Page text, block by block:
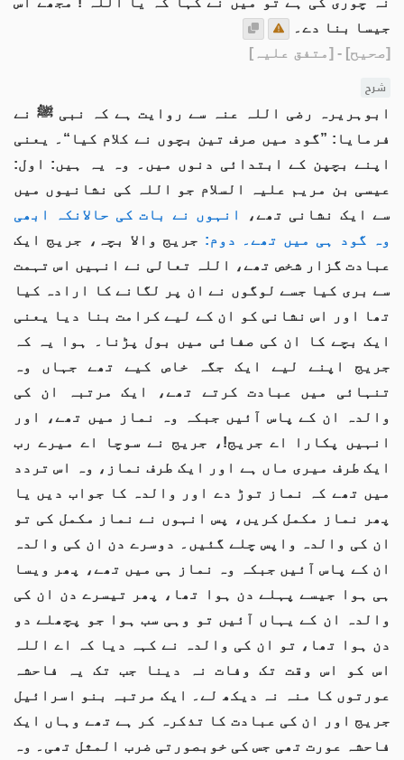
جیسا بنا دے۔
[صحیح] - [متفق علیہ]
شرح
ابوہریرہ رضی اللہ عنہ سے روایت ہے کہ نبی ﷺ نے
فرمایا: ”گود میں صرف تین بچوں نے کلام کیا“۔ یعنی
اپنے بچپن کے ابتدائی دنوں میں۔ وہ یہ ہیں: اول:
عیسی بن مریم علیہ السلام جو اللہ کی نشانیوں میں
سے ایک نشانی تھے،
انہوں نے بات کی حالانکہ ابھی
وہ گود ہی میں تھے۔ دوم: جریج والا بچہ، جریج ایک
عبادت گزار شخص تھے، اللہ تعالی نے انہیں اس تہمت
سے بری کیا جسے لوگوں نے ان پر لگانے کا ارادہ کیا
تھا اور اس نشانی کو ان کے لیے کرامت بنا دیا یعنی
ایک بچے کا ان کی صفائی میں بول پڑنا۔ ہوا یہ کہ
جریج اپنے لیے ایک جگہ خاص کیے تھے جہاں وہ
تنہائی میں عبادت کرتے تھے، ایک مرتبہ ان کی
والدہ ان کے پاس آئیں جبکہ وہ نماز میں تھے، اور
انہیں پکارا اے جریج!، جریج نے سوچا اے میرے رب
ایک طرف میری ماں ہے اور ایک طرف نماز، وہ اس تردد
میں تھے کہ نماز توڑ دے اور والدہ کا جواب دیں یا
پھر نماز مکمل کریں، پس انہوں نے نماز مکمل کی تو
ان کی والدہ واپس چلے گئیں۔ دوسرے دن ان کی والدہ
ان کے پاس آئیں جبکہ وہ نماز ہی میں تھے، پھر ویسا
ہی ہوا جیسے پہلے دن ہوا تھا، پھر تیسرے دن ان کی
والدہ ان کے یہاں آئیں تو وہی سب ہوا جو پچھلے دو
دن ہوا تھا، تو ان کی والدہ نے کہہ دیا کہ اے اللہ
اس کو اس وقت تک وفات نہ دینا جب تک یہ فاحشہ
عورتوں کا منہ نہ دیکھ لے۔ ایک مرتبہ بنو اسرائیل
جریج اور ان کی عبادت کا تذکرہ کر ہے تھے وہاں ایک
فاحشہ عورت تھی جس کی خوبصورتی ضرب المثل تھی۔ وہ